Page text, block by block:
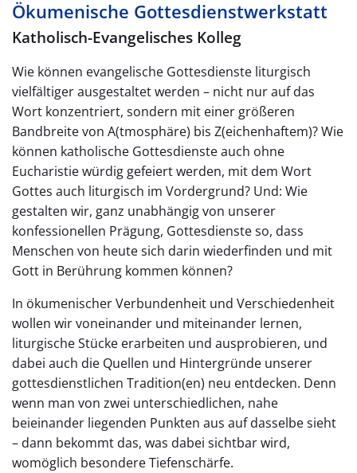
Ökumenische Gottesdienstwerkstatt
Katholisch-Evangelisches Kolleg
Wie können evangelische Gottesdienste liturgisch
vielfältiger ausgestaltet werden – nicht nur auf das
Wort konzentriert, sondern mit einer größeren
Bandbreite von A(tmosphäre) bis Z(eichenhaftem)? Wie
können katholische Gottesdienste auch ohne
Eucharistie würdig gefeiert werden, mit dem Wort
Gottes auch liturgisch im Vordergrund? Und: Wie
gestalten wir, ganz unabhängig von unserer
konfessionellen Prägung, Gottesdienste so, dass
Menschen von heute sich darin wiederfinden und mit
Gott in Berührung kommen können?
In ökumenischer Verbundenheit und Verschiedenheit
wollen wir voneinander und miteinander lernen,
liturgische Stücke erarbeiten und ausprobieren, und
dabei auch die Quellen und Hintergründe unserer
gottesdienstlichen Tradition(en) neu entdecken. Denn
wenn man von zwei unterschiedlichen, nahe
beieinander liegenden Punkten aus auf dasselbe sieht
– dann bekommt das, was dabei sichtbar wird,
womöglich besondere Tiefenschärfe.